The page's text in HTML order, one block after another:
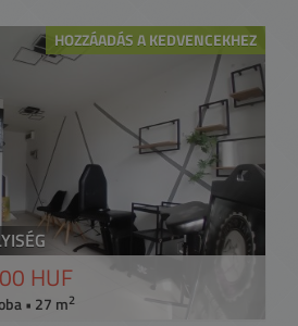
HOZZÁADÁS A KEDVENCEKHEZ
HUF
• 27 m2